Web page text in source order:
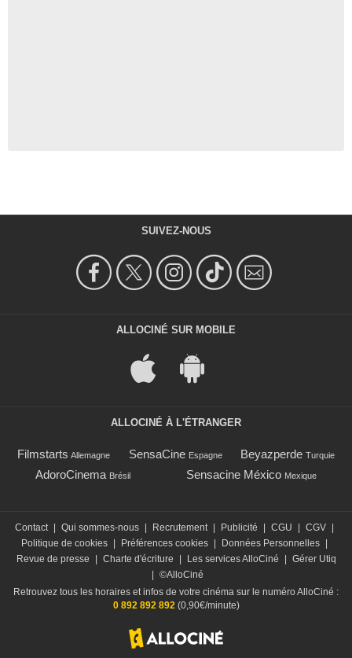
SUIVEZ-NOUS
ALLOCINÉ SUR MOBILE
ALLOCINÉ À L'ÉTRANGER
Filmstarts Allemagne SensaCine Espagne Beyazperde Turquie
AdoroCinema Brésil Sensacine México Mexique
Contact Qui sommes-nous Recrutement Publicité CGU CGV
Politique de cookies
Préférences cookies Données Personnelles
Revue de presse
Charte d'écriture Les services AlloCiné
Gérer Utiq
©AlloCiné
Retrouvez tous les horaires et infos de votre cinéma sur le numéro AlloCiné :
0 892 892 892(0,90€/minute)